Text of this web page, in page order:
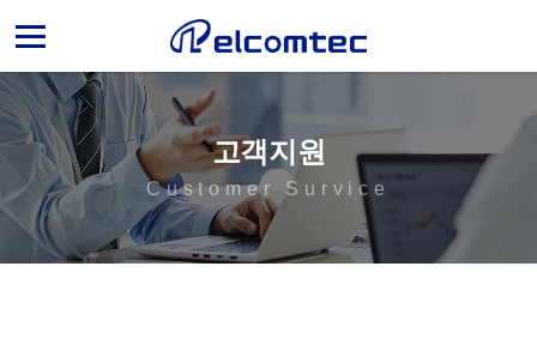
엘
컴
텍
Customer Survice
고객지원